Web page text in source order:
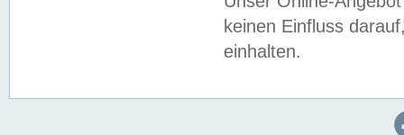
keinen Einfluss
einhalten.